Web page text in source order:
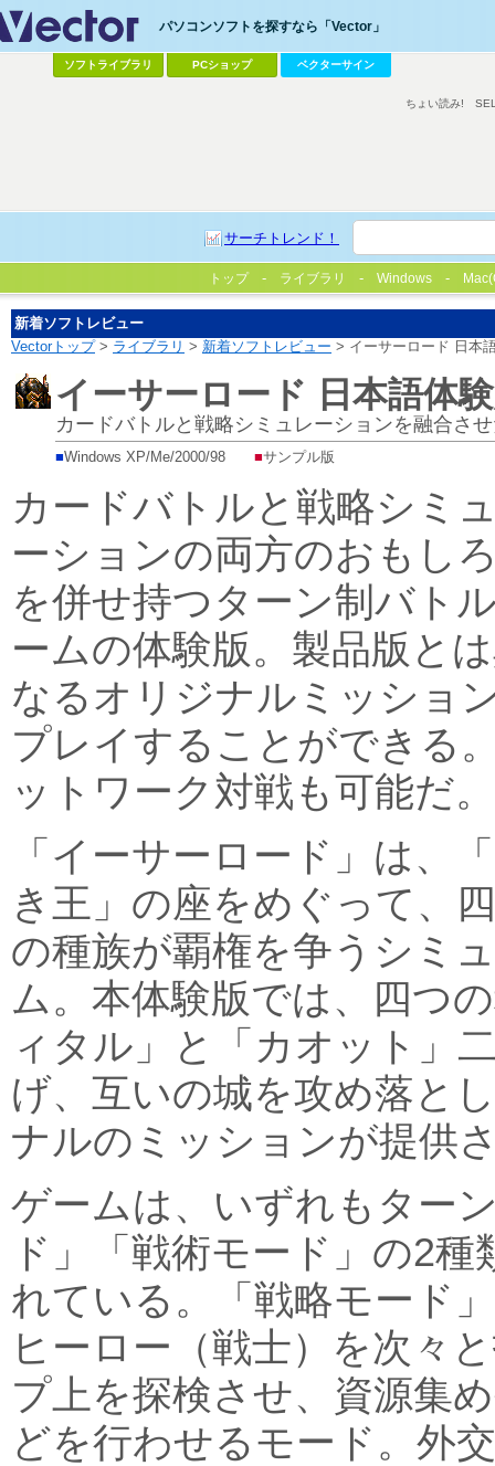
パソコンソフトを探すなら「Vector」
ソフトライブラリ PCショップ ベクターサイン
サーチトレンド！
ちょい読み!
トップ ライブラリ Windows
新着ソフトレビュー
Vectorトップ> ライブラリ > 新着ソフトレビュー > イーサーロード 日本
イーサーロード 日本語体
カードバトルと戦略シミュレーションを融合さ
■Windows XP/Me/2000/98 ■サンプル版
カードバトルと戦略シミ
ーションの両方のおもし
を併せ持つターン制バト
ームの体験版。製品版と
なるオリジナルミッショ
プレイすることができる
ットワーク対戦も可能だ。
「イーサーロード」は、
き王」の座をめぐって、
の種族が覇権を争うシミ
ム。本体験版では、四つ
ィタル」と「カオット」
げ、互いの城を攻め落と
ナルのミッションが提供
ゲームは、いずれもター
ド」「戦術モード」の2
れている。「戦略モード
ヒーロー（戦士）を次々
プ上を探検させ、資源集
どを行わせるモード。外